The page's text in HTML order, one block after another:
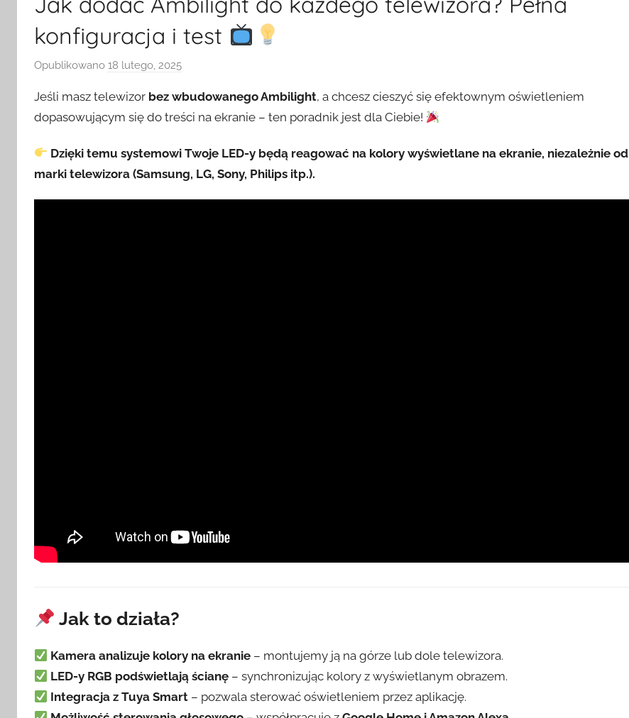
konfiguracja i test
Opublikowano 18 lutego, 2025
z
e
H
o
Jeśli masz telewizor bez wbudowanego Ambilight, a chcesz cieszyć się efektownym oświetleniem
dopasowującym się do treści na ekranie – ten poradnik jest dla Ciebie!
Dzięki temu systemowi Twoje LED-y będą reagować na kolory wyświetlane na ekranie, niezależnie od
marki telewizora (Samsung, LG, Sony, Philips itp.).
Jak to działa?
Kamera analizuje kolory na ekranie – montujemy ją na górze lub dole telewizora.
LED-y RGB podświetlają ścianę – synchronizując kolory z wyświetlanym obrazem.
Integracja z Tuya Smart – pozwala sterować oświetleniem przez aplikację.